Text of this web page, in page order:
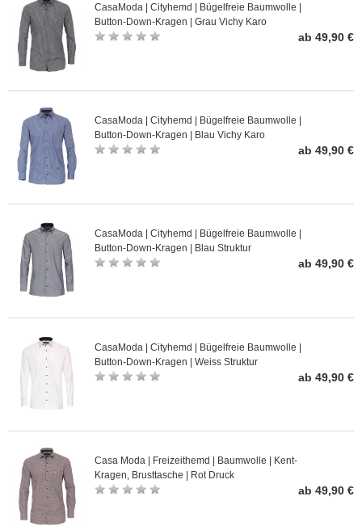
CasaModa | Cityhemd | Bügelfreie Baumwolle |
Button-Down-Kragen | Grau Vichy Karo
ab 49,90 €
CasaModa | Cityhemd | Bügelfreie Baumwolle |
Button-Down-Kragen | Blau Vichy Karo
ab 49,90 €
CasaModa | Cityhemd | Bügelfreie Baumwolle |
Button-Down-Kragen | Blau Struktur
ab 49,90 €
CasaModa | Cityhemd | Bügelfreie Baumwolle |
Button-Down-Kragen | Weiss Struktur
ab 49,90 €
Casa Moda | Freizeithemd | Baumwolle | Kent-
Kragen, Brusttasche | Rot Druck
ab 49,90 €